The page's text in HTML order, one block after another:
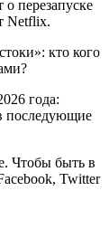
перезапуске
Netflix.
кто кого
года:
последующие
Чтобы быть в
Twitter